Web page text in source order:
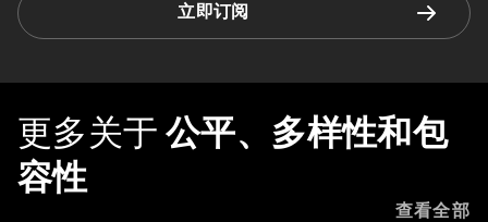
立即订阅
更多关于 公平、多样性和包
容性
查看全部